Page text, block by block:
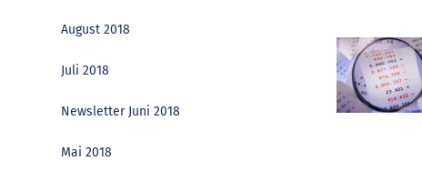
August 2018
Juli 2018
Newsletter Juni 2018
Mai 2018